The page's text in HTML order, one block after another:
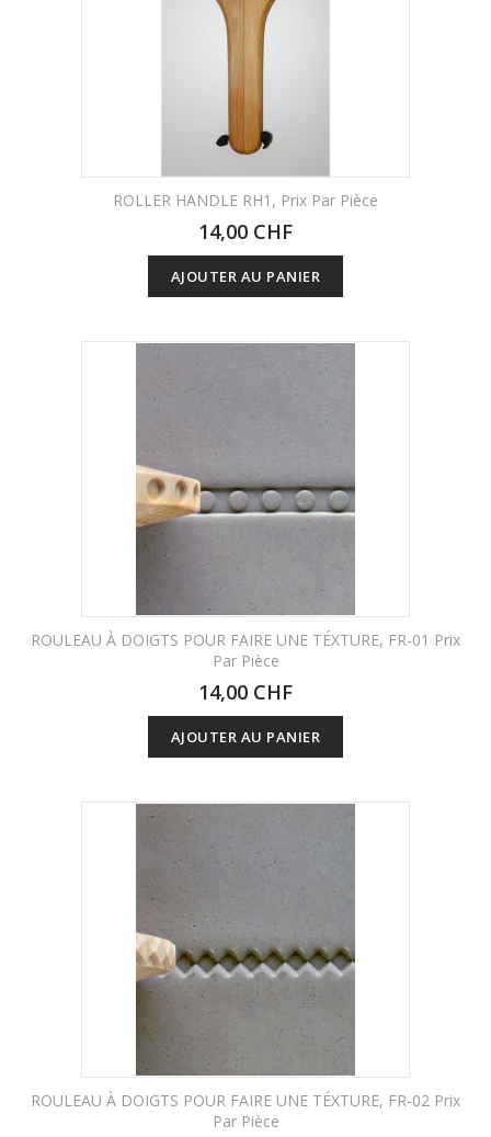
ROLLER HANDLE RH1, Prix Par Pièce
14,00 CHF
AJOUTER AU PANIER
ROULEAU À DOIGTS POUR FAIRE UNE TÉXTURE, FR-01 Prix
Par Pièce
14,00 CHF
AJOUTER AU PANIER
ROULEAU À DOIGTS POUR FAIRE UNE TÉXTURE, FR-02 Prix
Par Pièce